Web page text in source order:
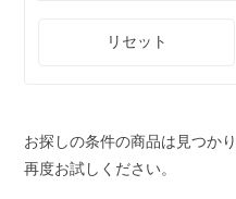
リセット
お探しの条件の商品は見つか
再度お試しください。